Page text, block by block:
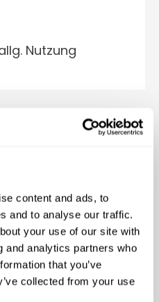
content and ads, to
and to analyse our traffic.
your use of our site with
and analytics partners who
that you’ve
collected from your use
Nutzung